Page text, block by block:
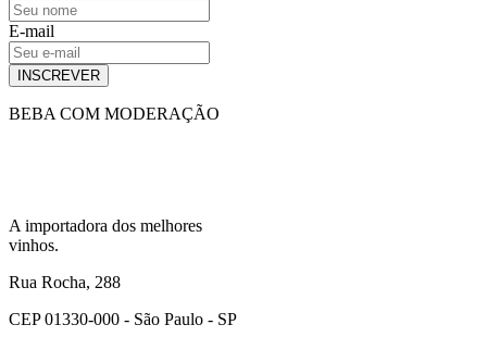
E-mail
INSCREVER
BEBA COM MODERAÇÃO
A importadora dos melhores
vinhos.
Rua Rocha, 288
CEP 01330-000 - São Paulo - SP